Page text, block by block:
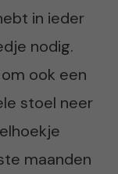
in ieder
nodig.
ook een
stoel neer
maanden